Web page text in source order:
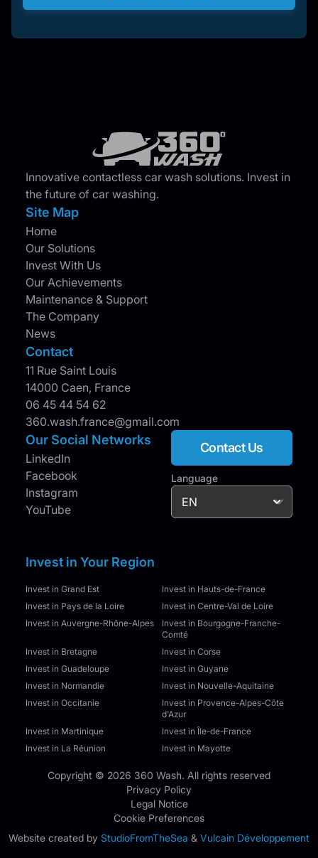
Innovative contactless car wash solutions. Invest in
the future of car washing.
Site Map
Home
Our Solutions
Invest With Us
Our Achievements
Maintenance & Support
The Company
News
Contact
11 Rue Saint Louis
14000 Caen, France
06 45 44 54 62
360.wash.france@gmail.com
Our Social Networks
LinkedIn
Facebook
Instagram
YouTube
Contact Us
Language
Invest in Your Region
Invest in Grand Est
Invest in Hauts-de-France
Invest in Pays de la Loire
Invest in Centre-Val de Loire
Invest in Auvergne-Rhône-Alpes
Invest in Bourgogne-Franche-
Comté
Invest in Bretagne
Invest in Corse
Invest in Guadeloupe
Invest in Guyane
Invest in Normandie
Invest in Nouvelle-Aquitaine
Invest in Occitanie
Invest in Provence-Alpes-Côte
d'Azur
Invest in Martinique
Invest in Île-de-France
Invest in La Réunion
Invest in Mayotte
Copyright © 2026 360 Wash. All rights reserved
Privacy Policy
Legal Notice
Cookie Preferences
Website created by StudioFromTheSea & Vulcain Développement